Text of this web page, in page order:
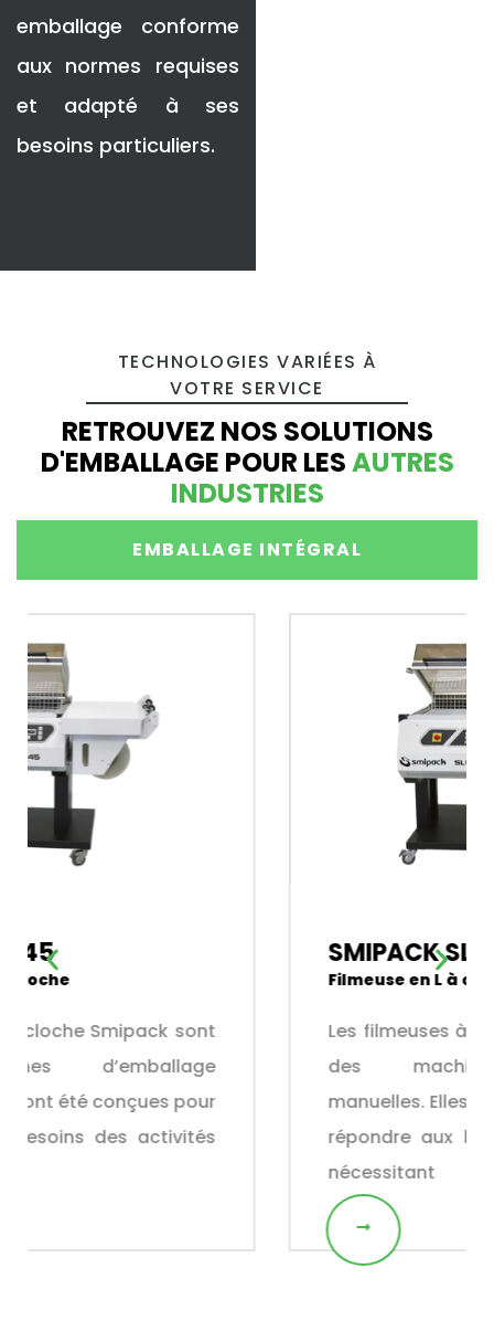
emballage conforme
aux normes requises
et adapté à ses
besoins particuliers.
TECHNOLOGIES VARIÉES À
VOTRE SERVICE
RETROUVEZ NOS SOLUTIONS
D'EMBALLAGE POUR LESAUTRES
INDUSTRIES
EMBALLAGE INTÉGRAL
Les filmeuses à cloche Smipack sont
des machines d’emballage
manuelles. Elles ont été conçues pour
répondre aux besoins des activités